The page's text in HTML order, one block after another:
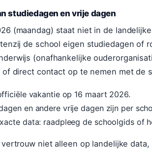
studiedagen en vrije dagen
(maandag) staat niet in de
de school eigen studiedagen of
(onafhankelijke
direct contact op te nemen met de
vakantie op 16 maart 2026.
en andere vrije dagen zijn per
data: raadpleeg de schoolgids of
niet alleen op landelijke